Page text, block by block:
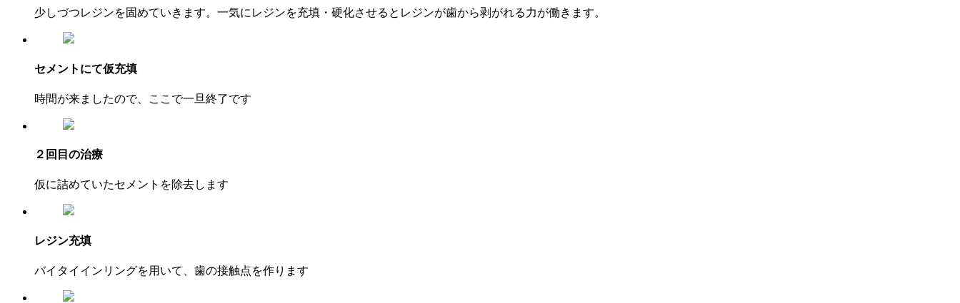
少しづつレジンを固めていきます。一気にレジンを充填・硬化させるとレジンが歯から剥がれる力が働きます。
セメントにて仮充填
時間が来ましたので、ここで一旦終了です
２回目の治療
仮に詰めていたセメントを除去します
レジン充填
バイタイインリングを用いて、歯の接触点を作ります